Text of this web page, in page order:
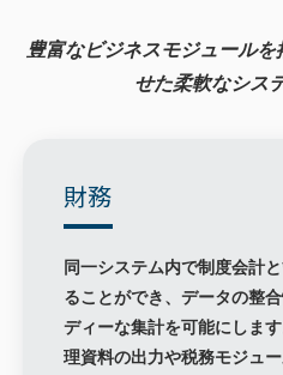
豊富なビジネスモジュールを
せた柔軟なシス
財務
同一システム内で制度会計
ることができ、データの整
ディーな集計を可能にしま
理資料の出力や税務モジュ